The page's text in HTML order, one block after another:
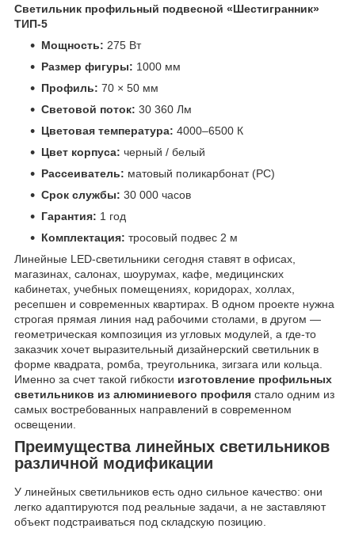
Светильник профильный подвесной «Шестигранник»
ТИП-5
Мощность: 275 Вт
Размер фигуры: 1000 мм
Профиль: 70 × 50 мм
Световой поток: 30 360 Лм
Цветовая температура: 4000–6500 К
Цвет корпуса: черный / белый
Рассеиватель: матовый поликарбонат (PC)
Срок службы: 30 000 часов
Гарантия: 1 год
Комплектация: тросовый подвес 2 м
Линейные LED-светильники сегодня ставят в офисах,
магазинах, салонах, шоурумах, кафе, медицинских
кабинетах, учебных помещениях, коридорах, холлах,
ресепшен и современных квартирах. В одном проекте нужна
строгая прямая линия над рабочими столами, в другом —
геометрическая композиция из угловых модулей, а где-то
заказчик хочет выразительный дизайнерский светильник в
форме квадрата, ромба, треугольника, зигзага или кольца.
Именно за счет такой гибкости изготовление профильных
светильников из алюминиевого профиля стало одним из
самых востребованных направлений в современном
освещении.
Преимущества линейных светильников
различной модификации
У линейных светильников есть одно сильное качество: они
легко адаптируются под реальные задачи, а не заставляют
объект подстраиваться под складскую позицию.